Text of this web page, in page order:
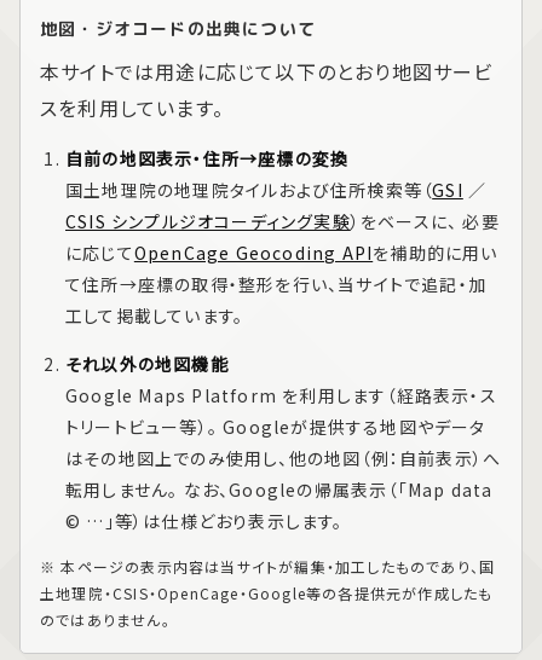
地図・ジオコードの出典について
本サイトでは用途に応じて以下のとおり地図サービ
スを利用しています。
自前の地図表示・住所→座標の変換
国土地理院の地理院タイルおよび住所検索等（GSI ／
CSIS シンプルジオコーディング実験）をベースに、 必要
に応じてOpenCage Geocoding APIを補助的に用い
て住所→座標の取得・整形を行い、当サイトで追記・加
工して掲載しています。
それ以外の地図機能
Google Maps Platform を利用します（経路表示・ス
トリートビュー等）。 Googleが提供する地図やデータ
はその地図上でのみ使用し、他の地図（例：自前表示）へ
転用しません。 なお、Googleの帰属表示（「Map data
© …」等）は仕様どおり表示します。
※ 本ページの表示内容は当サイトが編集・加工したものであり、国
土地理院・CSIS・OpenCage・Google等の各提供元が作成したも
のではありません。